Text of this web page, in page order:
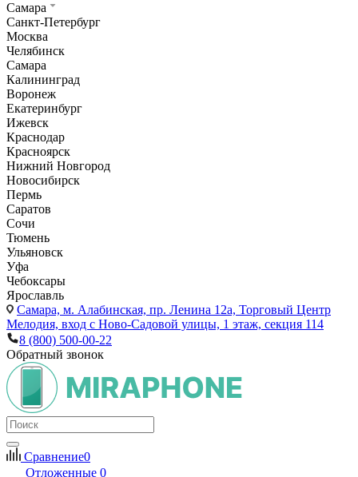
Самара
Санкт-Петербург
Москва
Челябинск
Самара
Калининград
Воронеж
Екатеринбург
Ижевск
Краснодар
Красноярск
Нижний Новгород
Новосибирск
Пермь
Саратов
Сочи
Тюмень
Ульяновск
Уфа
Чебоксары
Ярославль
Самара, м. Алабинская, пр. Ленина 12а, Торговый Центр
Мелодия, вход с Ново-Садовой улицы, 1 этаж, секция 114
8 (800) 500-00-22
Обратный звонок
Сравнение0
Отложенные 0